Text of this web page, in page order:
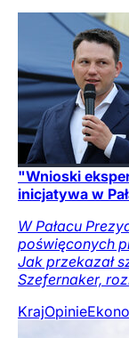
"Wnioski
inicjatywa w
W Pałacu
poświęconych
Jak przekazał
Szefernaker,
KrajOpinie